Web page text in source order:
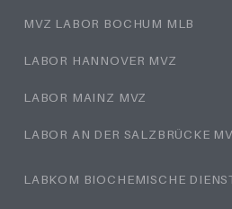
MVZ LABOR BOCHUM MLB
LABOR HANNOVER MVZ
LABOR MAINZ MVZ
LABOR AN DER SALZBRÜCKE
LABKOM BIOCHEMISCHE